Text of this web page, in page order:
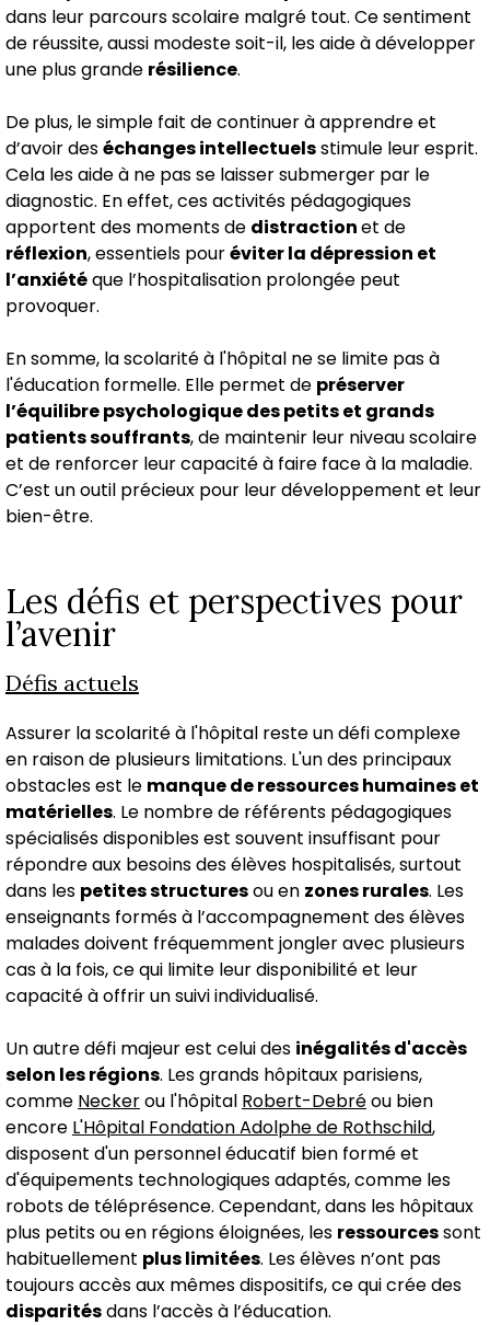
dans leur parcours scolaire malgré tout. Ce sentiment
de réussite, aussi modeste soit-il, les aide à développer
une plus grande résilience.
De plus, le simple fait de continuer à apprendre et
d’avoir deséchanges intellectuelsstimule leur esprit.
Cela les aide à ne pas se laisser submerger par le
diagnostic. En effet, ces activités pédagogiques
apportent des moments de distractionet de
réflexion, essentiels pouréviter la dépression et
l’anxiétéque l’hospitalisation prolongée peut
provoquer.
En somme, la scolarité à l'hôpital ne se limite pas à
l'éducation formelle. Elle permet de préserver
l’équilibre psychologique des petits et grands
patients souffrants, de maintenir leur niveau scolaire
et de renforcer leur capacité à faire face à la maladie.
C’est un outil précieux pour leur développement et leur
bien-être.
Les défis et perspectives pour
l’avenir
Défis actuels
Assurer la scolarité à l'hôpital reste un défi complexe
en raison de plusieurs limitations. L'un des principaux
obstacles est le manque de ressources humaines et
matérielles. Le nombre de référents pédagogiques
spécialisés disponibles est souvent insuffisant pour
répondre aux besoins des élèves hospitalisés, surtout
dans les petites structuresou en zones rurales. Les
enseignants formés à l’accompagnement des élèves
malades doivent fréquemment jongler avec plusieurs
cas à la fois, ce qui limite leur disponibilité et leur
capacité à offrir un suivi individualisé.
Un autre défi majeur est celui des inégalités d'accès
selon les régions. Les grands hôpitaux parisiens,
comme Neckerou l'hôpital Robert-Debréou bien
encore L'Hôpital Fondation Adolphe de Rothschild,
disposent d'un personnel éducatif bien formé et
d'équipements technologiques adaptés, comme les
robots de téléprésence. Cependant, dans les hôpitaux
plus petits ou en régions éloignées, les ressourcessont
habituellement plus limitées. Les élèves n’ont pas
toujours accès aux mêmes dispositifs, ce qui crée des
disparitésdans l’accès à l’éducation.